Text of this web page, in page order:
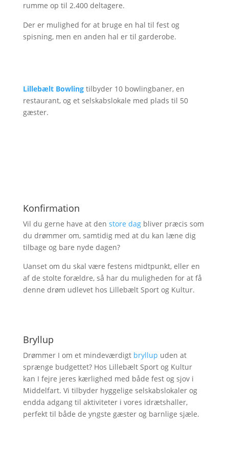
rumme op til 2.400 deltagere.
Der er mulighed for at bruge en hal til fest og
spisning, men en anden hal er til garderobe.
Lillebælt Bowlingtilbyder 10 bowlingbaner, en
restaurant, og et selskabslokale med plads til 50
gæster.
Konfirmation
Vil du gerne have at den store dagbliver præcis som
du drømmer om, samtidig med at du kan læne dig
tilbage og bare nyde dagen?
Uanset om du skal være festens midtpunkt, eller en
af de stolte forældre, så har du muligheden for at få
denne drøm udlevet hos Lillebælt Sport og Kultur.
Bryllup
Drømmer I om et mindeværdigtbryllup uden at
sprænge budgettet? Hos Lillebælt Sport og Kultur
kan I fejre jeres kærlighed med både fest og sjov i
Middelfart. Vi tilbyder hyggelige selskabslokaler og
endda adgang til aktiviteter i vores idrætshaller,
perfekt til både de yngste gæster og barnlige sjæle.